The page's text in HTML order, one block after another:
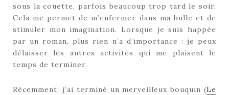
sous la couette, parfois beaucoup trop tard le soir.
Cela me permet de m’enfermer dans ma bulle et de
stimuler mon imagination. Lorsque je suis happée
par un roman, plus rien n’a d’importance : je peux
délaisser les autres activités qui me plaisent le
temps de terminer.
Récemment, j’ai terminé un merveilleux bouquin (Le